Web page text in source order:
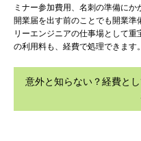
ミナー参加費用、名刺の準備にか
開業届を出す前のことでも開業準
リーエンジニアの仕事場として
の利用料も、経費で処理できます。
意外と知らない？経費と